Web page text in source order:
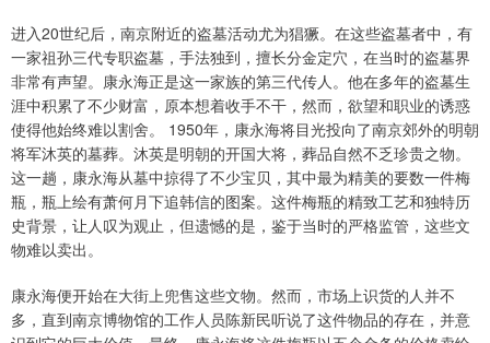
进入20世纪后，南京附近的盗墓活动尤为猖獗。在这些盗墓者中，有
一家祖孙三代专职盗墓，手法独到，擅长分金定穴，在当时的盗墓界
非常有声望。康永海正是这一家族的第三代传人。他在多年的盗墓生
涯中积累了不少财富，原本想着收手不干，然而，欲望和职业的诱惑
使得他始终难以割舍。 1950年，康永海将目光投向了南京郊外的明朝
将军沐英的墓葬。沐英是明朝的开国大将，葬品自然不乏珍贵之物。
这一趟，康永海从墓中掠得了不少宝贝，其中最为精美的要数一件梅
瓶，瓶上绘有萧何月下追韩信的图案。这件梅瓶的精致工艺和独特历
史背景，让人叹为观止，但遗憾的是，鉴于当时的严格监管，这些文
物难以卖出。
康永海便开始在大街上兜售这些文物。然而，市场上识货的人并不
多，直到南京博物馆的工作人员陈新民听说了这件物品的存在，并意